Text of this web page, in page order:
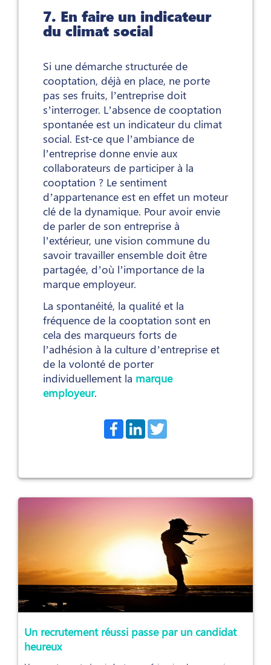
7. En faire un indicateur
du climat social
Si une démarche structurée de
cooptation, déjà en place, ne porte
pas ses fruits, l’entreprise doit
s’interroger. L’absence de cooptation
spontanée est un indicateur du climat
social. Est-ce que l’ambiance de
l’entreprise donne envie aux
collaborateurs de participer à la
cooptation ? Le sentiment
d’appartenance est en effet un moteur
clé de la dynamique. Pour avoir envie
de parler de son entreprise à
l’extérieur, une vision commune du
savoir travailler ensemble doit être
partagée, d’où l’importance de la
marque employeur.
La spontanéité, la qualité et la
fréquence de la cooptation sont en
cela des marqueurs forts de
l’adhésion à la culture d’entreprise et
de la volonté de porter
individuellement la marque
employeur.
Un recrutement réussi passe par un candidat
heureux